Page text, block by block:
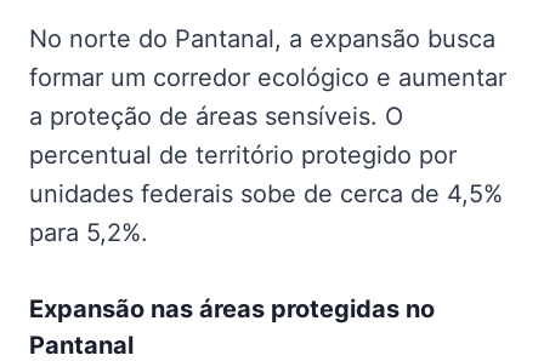
No norte do Pantanal, a expansão busca
formar um corredor ecológico e aumentar
a proteção de áreas sensíveis. O
percentual de território protegido por
unidades federais sobe de cerca de 4,5%
para 5,2%.
Expansão nas áreas protegidas no
Pantanal